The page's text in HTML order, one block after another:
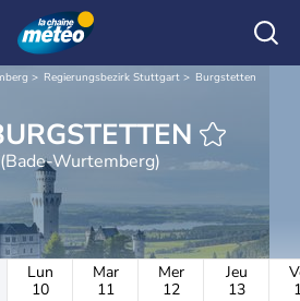
Regierungsbezirk Stuttgart Burgstetten
BURGSTETTEN
Wurtemberg)
Lun
10
Mar
11
Mer
12
Jeu
13